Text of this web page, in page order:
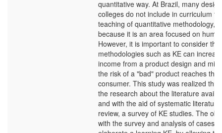
quantitative way. At Brazil, many design
colleges do not include in curriculum
teaching of quantitative methodology,
because it is an area focused on
However, it is important to consider that
methodologies such as KE can
income from a product design and
the risk of a "bad" product reaches the
consumer. This study was realized
the research about the literature
and with the aid of systematic literature
review, a survey of KE studies. The
with the survey and analysis of cases,